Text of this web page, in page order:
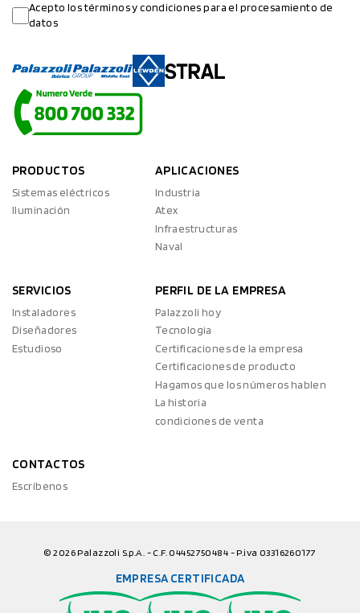
Acepto los términos y condiciones para el procesamiento de
datos
PRODUCTOS
Sistemas eléctricos
Iluminación
APLICACIONES
Industria
Atex
Infraestructuras
Naval
SERVICIOS
Instaladores
Diseñadores
Estudioso
PERFIL DE LA EMPRESA
Palazzoli hoy
Tecnologia
Certificaciones de la empresa
Certificaciones de producto
Hagamos que los números hablen
La historia
condiciones de venta
CONTACTOS
Escríbenos
© 2026 Palazzoli S.p.A. - C.F. 04452750484 - P.iva 03316260177
EMPRESA CERTIFICADA